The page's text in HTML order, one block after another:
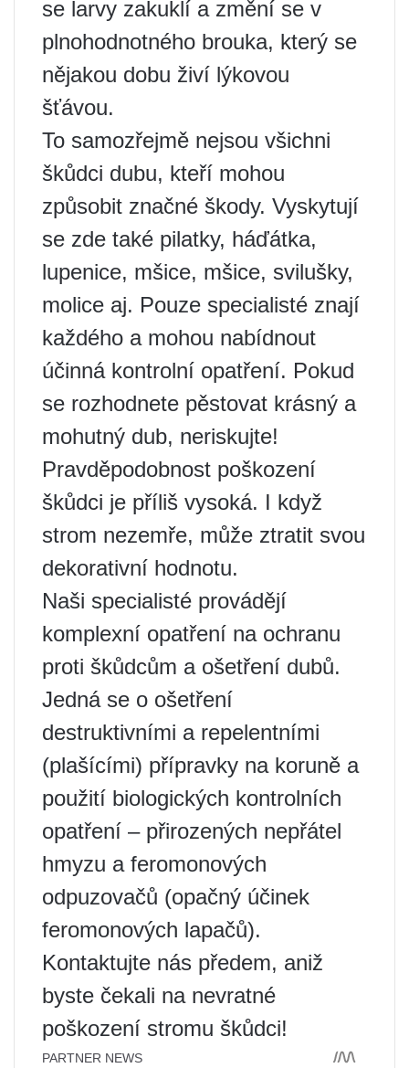
se larvy zakuklí a změní se v
plnohodnotného brouka, který se
nějakou dobu živí lýkovou
šťávou.
To samozřejmě nejsou všichni
škůdci dubu, kteří mohou
způsobit značné škody. Vyskytují
se zde také pilatky, háďátka,
lupenice, mšice, mšice, svilušky,
molice aj. Pouze specialisté znají
každého a mohou nabídnout
účinná kontrolní opatření. Pokud
se rozhodnete pěstovat krásný a
mohutný dub, neriskujte!
Pravděpodobnost poškození
škůdci je příliš vysoká. I když
strom nezemře, může ztratit svou
dekorativní hodnotu.
Naši specialisté provádějí
komplexní opatření na ochranu
proti škůdcům a ošetření dubů.
Jedná se o ošetření
destruktivními a repelentními
(plašícími) přípravky na koruně a
použití biologických kontrolních
opatření – přirozených nepřátel
hmyzu a feromonových
odpuzovačů (opačný účinek
feromonových lapačů).
Kontaktujte nás předem, aniž
byste čekali na nevratné
poškození stromu škůdci!